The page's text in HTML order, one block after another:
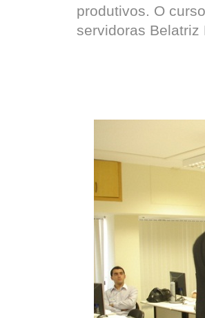
produtivos. O
servidoras Belatriz